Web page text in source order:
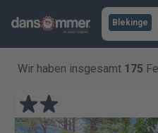
Blekinge
Wir haben insgesamt 175